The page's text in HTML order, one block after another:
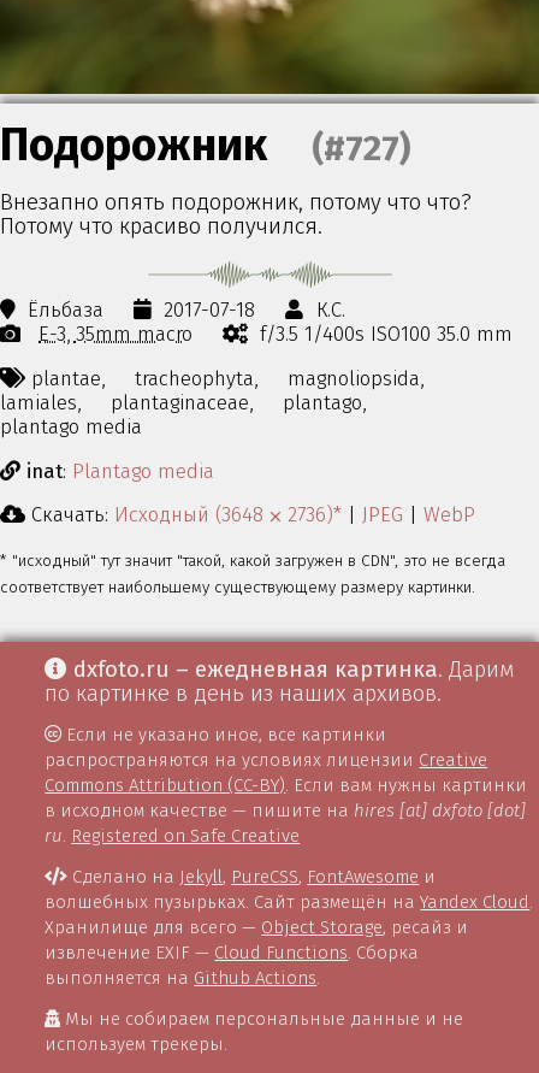
Подорожник (#727)
Внезапно опять подорожник, потому что что?
Потому что красиво получился.
Ёльбаза 2017-07-18
К.С.
E-3 35mm macro
f/3.5 1/400s ISO100 35.0 mm
plantae,
tracheophyta,
magnoliopsida,
lamiales,
plantaginaceae,
plantago,
plantago media
inat: Plantago media
Скачать: Исходный (3648 ⨉ 2736)* JPEG WebP
* "исходный" тут значит "такой, какой загружен в CDN", это не всегда
соответствует наибольшему существующему размеру картинки.
dxfoto.ru – ежедневная картинка. Дарим
по картинке в день из наших архивов.
Если не указано иное, все картинки
распространяются на условиях лицензии Creative
Commons Attribution (CC-BY). Если вам нужны картинки
в исходном качестве — пишите на hires [at] dxfoto [dot]
ru. Registered on Safe Creative
Сделано на Jekyll, PureCSS, FontAwesome и
волшебных пузырьках. Сайт размещён наYandex Cloud.
Хранилище для всего — Object Storage, ресайз и
извлечение EXIF — Cloud Functions. Сборка
выполняется на Github Actions.
Мы не собираем персональные данные и не
используем трекеры.